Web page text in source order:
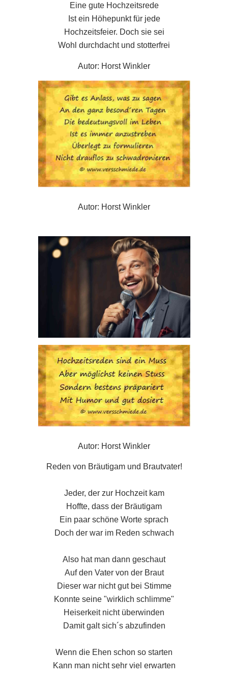
Eine gute Hochzeitsrede
Ist ein Höhepunkt für jede
Hochzeitsfeier. Doch sie sei
Wohl durchdacht und stotterfrei
Autor: Horst Winkler
Autor: Horst Winkler
Autor: Horst Winkler
Reden von Bräutigam und Brautvater!
Jeder, der zur Hochzeit kam
Hoffte, dass der Bräutigam
Ein paar schöne Worte sprach
Doch der war im Reden schwach
Also hat man dann geschaut
Auf den Vater von der Braut
Dieser war nicht gut bei Stimme
Konnte seine "wirklich schlimme"
Heiserkeit nicht überwinden
Damit galt sich´s abzufinden
Wenn die Ehen schon so starten
Kann man nicht sehr viel erwarten